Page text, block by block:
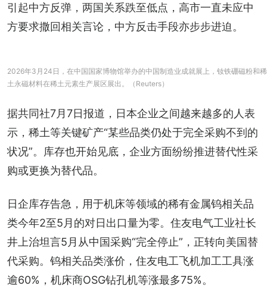
引起中方反弹，两国关系跌至低点，高市一直未应中
方要求撒回相关言论，中方反击手段亦步步进迫。
2026年3月24日，在中国国家博物馆举办的中国制造业成就展上，钕铁硼磁粉和稀
土永磁材料在稀土元素生产展区展出。（Reuters）
据共同社7月7日报道，日本企业之间越来越多的人表
示，稀土等关键矿产“某些品类仍处于完全采购不到的
状况”。库存也开始见底，企业方面纷纷推进替代性采
购或更换为替代品。
日企库存告急，用于机床等领域的稀有金属钨相关品
类今年2至5月的对日出口量为零。住友电气工业社长
井上治坦言5月从中国采购“完全停止”，正转向美国替
代采购。钨相关品类涨价，住友电工飞机加工工具涨
逾60%，机床商OSG钻孔机等涨最多75%。